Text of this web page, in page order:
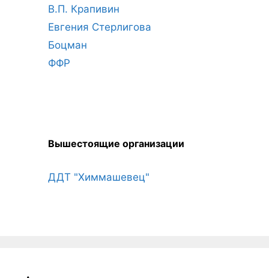
В.П. Крапивин
Евгения Стерлигова
Боцман
ФФР
Вышестоящие организации
ДДТ "Химмашевец"